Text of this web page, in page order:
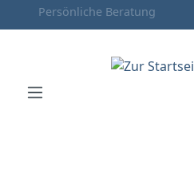
Zum Hauptinhalt springen
Zur Hauptnavigation springen